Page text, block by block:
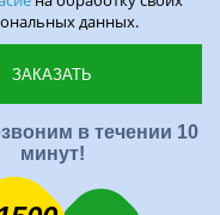
данных.
в течении 10
минут!